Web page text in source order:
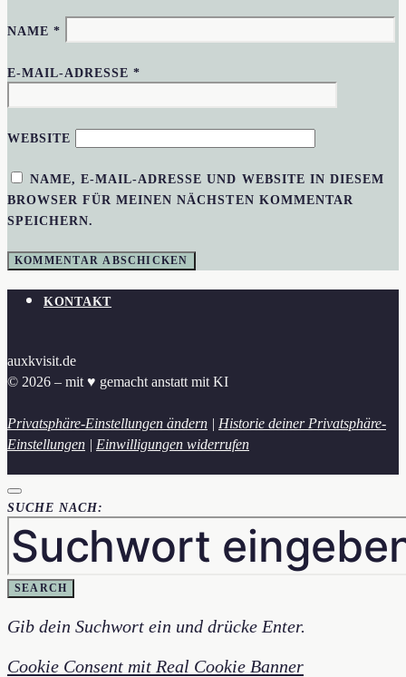
NAME*
E-MAIL-ADRESSE*
WEBSITE
NAME, E-MAIL-ADRESSE UND WEBSITE IN DIESEM
BROWSER FÜR MEINEN NÄCHSTEN KOMMENTAR
SPEICHERN.
KONTAKT
auxkvisit.de
© 2026 – mit ♥︎ gemacht anstatt mit KI
Privatsphäre-Einstellungen ändern | Historie deiner Privatsphäre-
Einstellungen | Einwilligungen widerrufen
SUCHE NACH:
SEARCH
Gib dein Suchwort ein und drücke Enter.
Cookie Consent mit Real Cookie Banner